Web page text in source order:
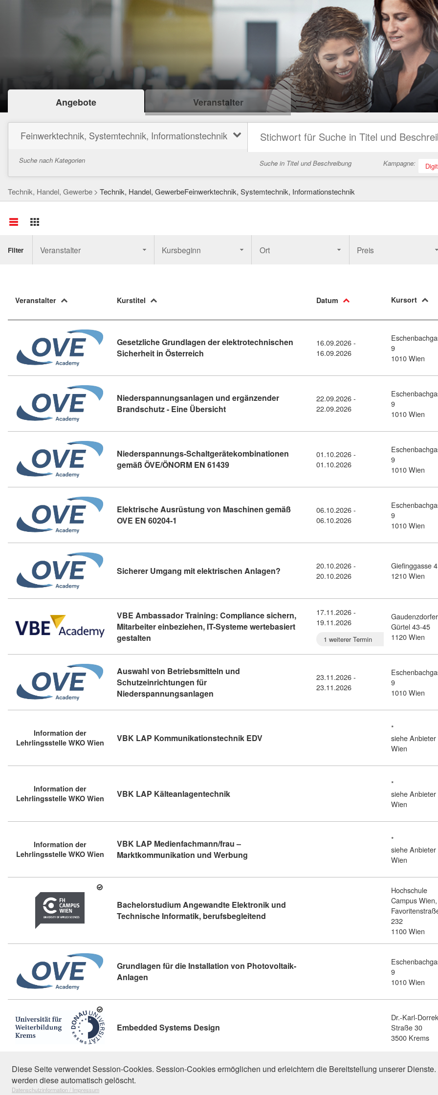
Angebote Veranstalter
Feinwerktechnik, Systemtechnik, Informationstechnik
Suche nach Kategorien Suche in Titel und Beschreibung Kampagne:
Technik, Handel, Gewerbe Technik, Handel, GewerbeFeinwerktechnik, Systemtechnik, Informationstechnik
Filter Veranstalter Kursbeginn Ort Preis
Veranstalter Kurstitel Datum Kursort
Gesetzliche Grundlagen der elektrotechnischen
Sicherheit in Österreich Kursdetail: Gesetzliche Grundlagen der elektrotechnischen
16.09.2026 -
16.09.2026
9
1010 Wien
Niederspannungsanlagen und ergänzender
Brandschutz - Eine ÜbersichtKursdetail: Niederspannungsanlagen und ergänzender
22.09.2026 -
22.09.2026
9
1010 Wien
Niederspannungs-Schaltgerätekombinationen
gemäß ÖVE/ÖNORM EN 61439Kursdetail: Niederspannungs-Schaltgerätekombinationen
01.10.2026 -
01.10.2026
9
1010 Wien
Elektrische Ausrüstung von Maschinen gemäß
OVE EN 60204-1 Kursdetail: Elektrische Ausrüstung von Maschinen gemäß OVE EN 60204-1
06.10.2026 -
06.10.2026
9
1010 Wien
Sicherer Umgang mit elektrischen Anlagen? Kursdetail: Sicherer Umgang mit elektrischen
20.10.2026 -
20.10.2026
Giefinggasse 4
1210 Wien
VBE Ambassador Training: Compliance sichern,
Mitarbeiter einbeziehen, IT-Systeme wertebasiert
gestalten Kursdetail: VBE Ambassador Training: Compliance sichern, Mitarbeiter einbeziehen,
17.11.2026 -
19.11.2026
1 weiterer Termin
Gaudenzdorfer
Gürtel 43-45
1120 Wien
Auswahl von Betriebsmitteln und
Schutzeinrichtungen für
Niederspannungsanlagen Kursdetail: Auswahl von Betriebsmitteln und
23.11.2026 -
23.11.2026
9
1010 Wien
Information der
Lehrlingsstelle WKO Wien
VBK LAP Kommunikationstechnik EDVKursdetail: VBK LAP Kommunikationstechnik EDV
*
siehe Anbieter
Wien
Information der
Lehrlingsstelle WKO Wien
VBK LAP KälteanlagentechnikKursdetail: VBK LAP Kälteanlagentechnik (11408431)
*
siehe Anbieter
Wien
Information der
Lehrlingsstelle WKO Wien
VBK LAP Medienfachmann/frau –
Marktkommunikation und Werbung Kursdetail: VBK LAP Medienfachmann/frau –
*
siehe Anbieter
Wien
Bachelorstudium Angewandte Elektronik und
Technische Informatik, berufsbegleitend Kursdetail: Bachelorstudium Angewandte
Hochschule
Campus Wien,
232
1100 Wien
Grundlagen für die Installation von Photovoltaik-
Anlagen Kursdetail: Grundlagen für die Installation von Photovoltaik-Anlagen (7337788)
9
1010 Wien
Embedded Systems Design
Dr.-Karl-
Straße 30
3500 Krems
13 Einträge gefunden (1 von 1)
Diese Seite verwendet Session-Cookies. Session-Cookies ermöglichen und erleichtern die Bereitstellung unserer
werden diese automatisch gelöscht.
Datenschutzinformation / Impressum